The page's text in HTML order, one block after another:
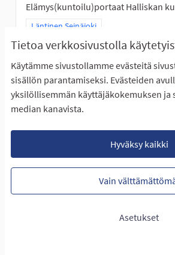
Tietoa verkkosivustolla
Käytämme sivustollamme evästeitä
sisällön parantamiseksi. Evästeiden
yksilöllisemmän käyttäjäkokemuksen ja
median kanavista.
Hyväksy kaikki
Vain
Asetukset
Elämys(kuntoilu)portaat Halliskan
Rajaa tulokset teeman mukaan: Läntinen
Läntinen Seinäjoki
LUONTIAIKA
27.01.2023
18 18SEURAA
Ohjattua höntsäpalloa
Lapsille ja nuorille lisää ohjattua ei-